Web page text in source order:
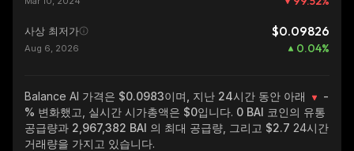
사상 최저가 $0.09826
Aug 6, 2026 0.04%
Balance AI 가격은 $0.0983이며, 지난 24시간 동안 아래
-
% 변화했고, 실시간 시가총액은 $0입니다. 0 BAI 코인의 유통
공급량과 2,967,382 BAI 의 최대 공급량, 그리고 $2.7 24시간
거래량을 가지고 있습니다.